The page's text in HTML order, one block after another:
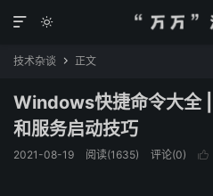


技术杂谈  正文
Windows快捷命令大全
和服务启动技巧
2021-08-19 阅读(1635) 评论(0) 